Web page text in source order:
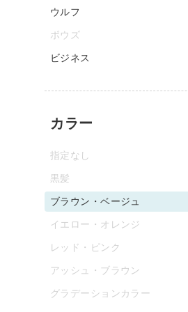
ウルフ
ボウズ
ビジネス
カラー
指定なし
黒髪
ブラウン・ベージュ
イエロー・オレンジ
レッド・ピンク
アッシュ・ブラウン
グラデーションカラー